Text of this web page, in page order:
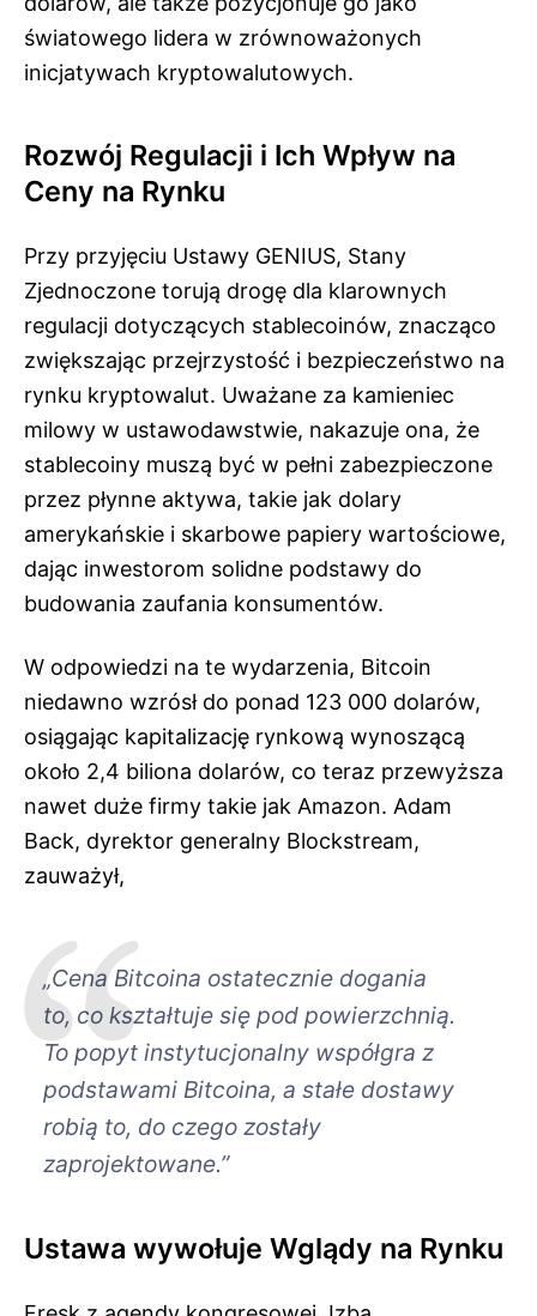
światowego lidera w zrównoważonych
inicjatywach kryptowalutowych.
Rozwój Regulacji i Ich Wpływ na
Ceny na Rynku
Przy przyjęciu Ustawy GENIUS, Stany
Zjednoczone torują drogę dla klarownych
regulacji dotyczących stablecoinów, znacząco
zwiększając przejrzystość i bezpieczeństwo na
rynku kryptowalut. Uważane za kamieniec
milowy w ustawodawstwie, nakazuje ona, że
stablecoiny muszą być w pełni zabezpieczone
przez płynne aktywa, takie jak dolary
amerykańskie i skarbowe papiery wartościowe,
dając inwestorom solidne podstawy do
budowania zaufania konsumentów.
W odpowiedzi na te wydarzenia, Bitcoin
niedawno wzrósł do ponad 123 000 dolarów,
osiągając kapitalizację rynkową wynoszącą
około 2,4 biliona dolarów, co teraz przewyższa
nawet duże firmy takie jak Amazon. Adam
Back, dyrektor generalny Blockstream,
zauważył,
„Cena Bitcoina ostatecznie dogania
to, co kształtuje się pod powierzchnią.
To popyt instytucjonalny współgra z
podstawami Bitcoina, a stałe dostawy
robią to, do czego zostały
zaprojektowane.”
Ustawa wywołuje Wglądy na Rynku